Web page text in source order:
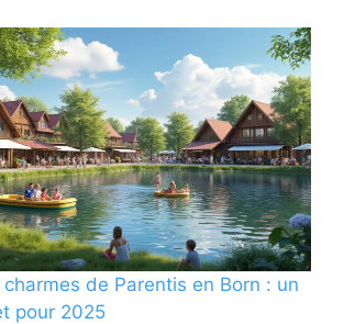
de Parentis en Born : un
pour 2025